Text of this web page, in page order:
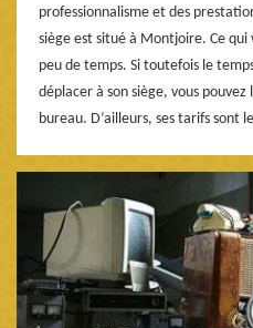
professionnalisme et des
siège est situé à Montjoire. Ce
peu de temps. Si toutefois le
déplacer à son siège, vous
bureau. D’ailleurs, ses tarifs sont